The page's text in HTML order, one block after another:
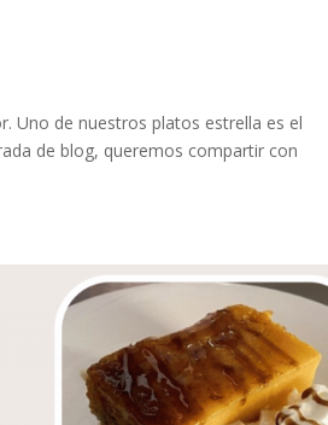
Uno de nuestros platos estrella es el
de blog, queremos compartir con